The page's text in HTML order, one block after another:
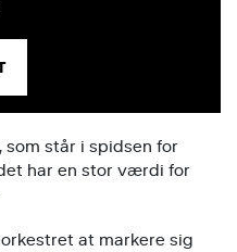
som står i spidsen for
har en stor værdi for
at markere sig